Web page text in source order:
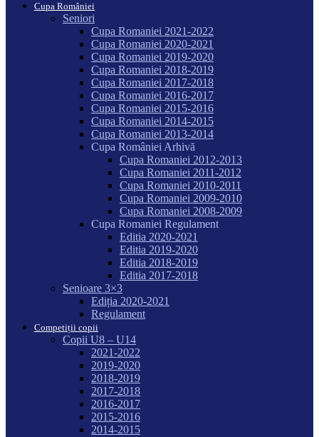
Cupa României
Seniori
Cupa Romaniei 2021-2022
Cupa Romaniei 2020-2021
Cupa Romaniei 2019-2020
Cupa Romaniei 2018-2019
Cupa Romaniei 2017-2018
Cupa Romaniei 2016-2017
Cupa Romaniei 2015-2016
Cupa Romaniei 2014-2015
Cupa Romaniei 2013-2014
Cupa României Arhivă
Cupa Romaniei 2012-2013
Cupa Romaniei 2011-2012
Cupa Romaniei 2010-2011
Cupa Romaniei 2009-2010
Cupa Romaniei 2008-2009
Cupa Romaniei Regulament
Editia 2020-2021
Editia 2019-2020
Editia 2018-2019
Editia 2017-2018
Senioare 3×3
Ediția 2020-2021
Regulament
Competiții copii
Copii U8 – U14
2021-2022
2019-2020
2018-2019
2017-2018
2016-2017
2015-2016
2014-2015